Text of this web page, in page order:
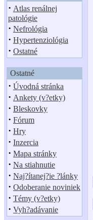
· Atlas renálnej
patológie
· Nefrológia
· Hypertenziológia
· Ostatné
Ostatné
· Úvodná stránka
· Ankety (v?etky)
· Bleskovky
· Fórum
· Hry
· Inzercia
· Mapa stránky
· Na stiahnutie
· Naj?ítanej?ie ?lánky
· Odoberanie noviniek
· Témy (v?etky)
· Vyh?adávanie